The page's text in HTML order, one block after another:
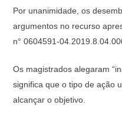
Por unanimidade, os
argumentos no recurso
n° 0604591-
Os magistrados alegaram
significa que o tipo de ação
alcançar o objetivo.